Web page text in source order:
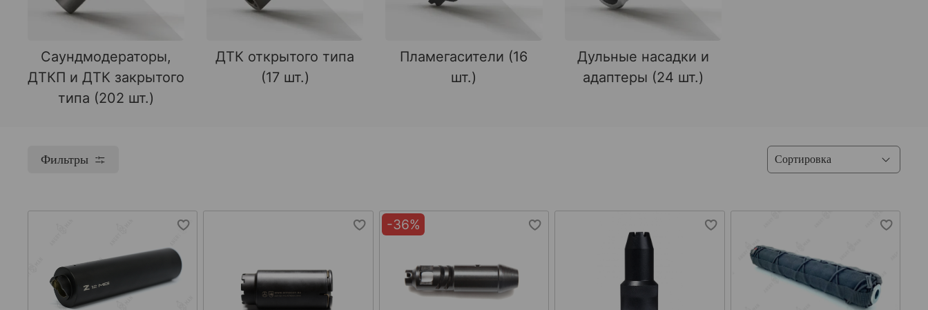
Саундмодераторы,
ДТКП и ДТК закрытого
типа (202 шт.)
ДТК открытого типа
(17 шт.)
Пламегасители (16
шт.)
Дульные насадки и
адаптеры (24 шт.)
Фильтры
-36%